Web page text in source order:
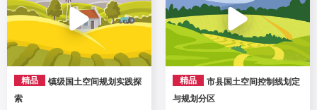
精品
镇级国土空间规划实践探
索
精品
市县国土空间控制线划定
与规划分区